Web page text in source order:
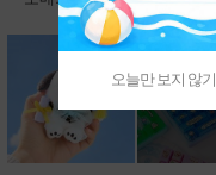
오늘만 보지 않기